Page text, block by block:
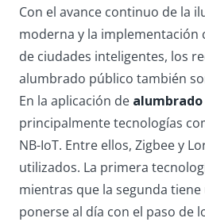
Con el avance continuo de la
moderna y la implementación
de ciudades inteligentes, los
alumbrado público también
En la aplicación de alumbrado
principalmente tecnologías
NB-IoT. Entre ellos, Zigbee y
utilizados. La primera
mientras que la segunda
ponerse al día con el paso de